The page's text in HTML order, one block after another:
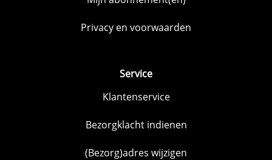
Privacy en voorwaarden
Service
Klantenservice
Bezorgklacht indienen
(Bezorg)adres wijzigen